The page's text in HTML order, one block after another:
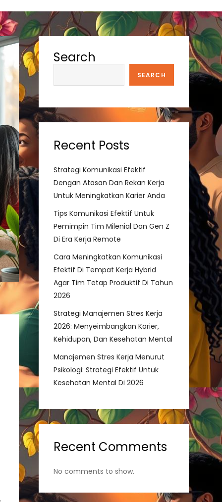
Search
SEARCH
Recent Posts
Strategi Komunikasi Efektif
Dengan Atasan Dan Rekan Kerja
Untuk Meningkatkan Karier Anda
Tips Komunikasi Efektif Untuk
Pemimpin Tim Milenial Dan Gen Z
Di Era Kerja Remote
Cara Meningkatkan Komunikasi
Efektif Di Tempat Kerja Hybrid
Agar Tim Tetap Produktif Di Tahun
2026
Strategi Manajemen Stres Kerja
2026: Menyeimbangkan Karier,
Kehidupan, Dan Kesehatan Mental
Manajemen Stres Kerja Menurut
Psikologi: Strategi Efektif Untuk
Kesehatan Mental Di 2026
Recent Comments
No comments to show.